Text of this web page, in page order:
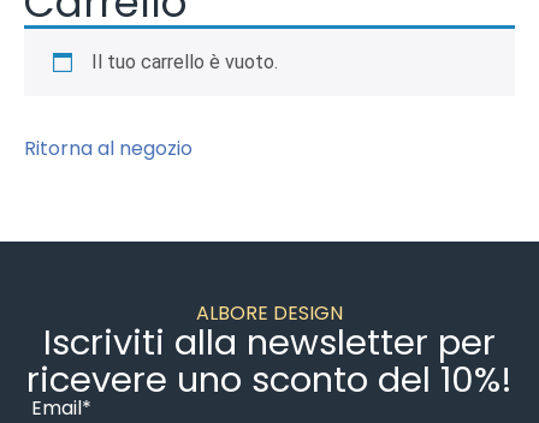
Il tuo carrello è vuoto.
Ritorna al negozio
ALBORE DESIGN
Iscriviti alla newsletter per
ricevere uno sconto del 10%!
Email*